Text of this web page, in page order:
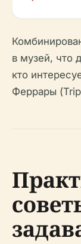
в музей, что
кто
Феррары